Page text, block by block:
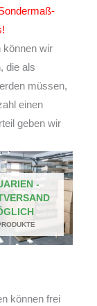
können wir
die als
müssen,
einen
geben wir
-
können frei